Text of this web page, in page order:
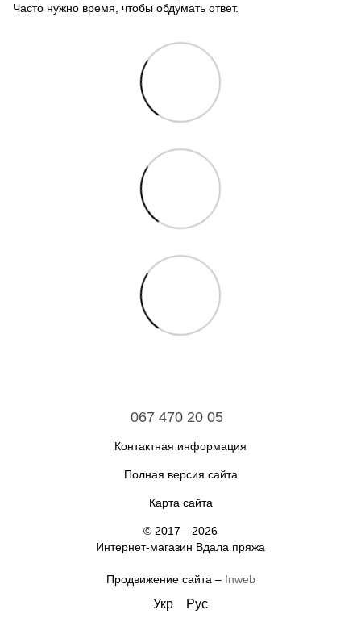
Часто нужно время, чтобы обдумать ответ.
067 470 20 05
Контактная информация
Полная версия сайта
Карта сайта
© 2017—2026
Интернет-магазин Вдала пряжа
Продвижение сайта – Inweb
Укр Рус